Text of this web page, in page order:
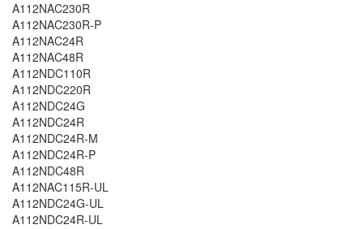
A112NAC230R
A112NAC230R-P
A112NAC24R
A112NAC48R
A112NDC110R
A112NDC220R
A112NDC24G
A112NDC24R
A112NDC24R-M
A112NDC24R-P
A112NDC48R
A112NAC115R-UL
A112NDC24G-UL
A112NDC24R-UL